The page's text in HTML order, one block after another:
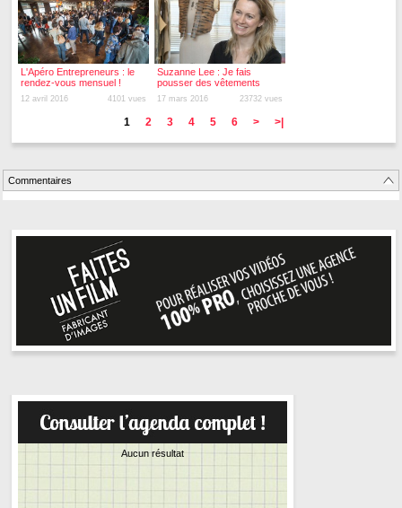
L'Apéro Entrepreneurs : le
rendez-vous mensuel !
12 avril 2016 4101 vues
Suzanne Lee : Je fais
pousser des vêtements
comme des champignons
17 mars 2016 23732 vues
1 2 3 4 5 6 > >|
Commentaires
Aucun résultat